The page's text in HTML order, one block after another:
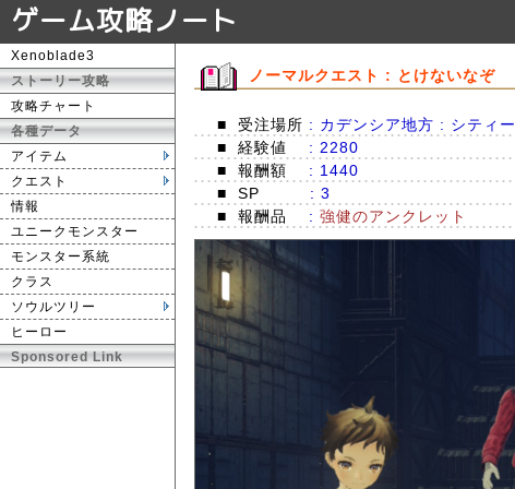
ゲーム攻略ノート
Xenoblade3
ストーリー攻略
攻略チャート
各種データ
アイテム
クエスト
情報
ユニークモンスター
モンスター系統
クラス
ソウルツリー
ヒーロー
Sponsored Link
ノーマルクエスト : とけないなぞ
■ 受注場所 : カデンシア地方 : シティー
■
経験値
: 2280
■
報酬額
: 1440
■
SP
: 3
■
報酬品 : 強健のアンクレット